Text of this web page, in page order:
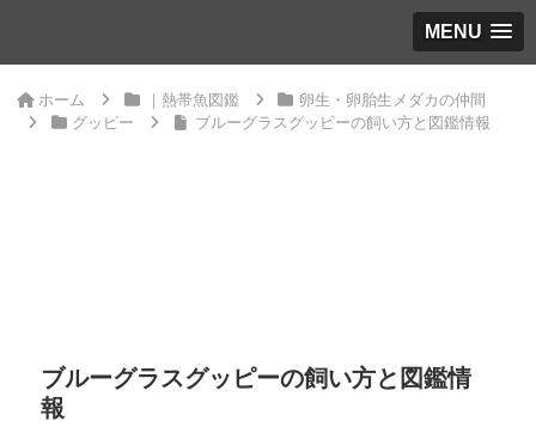
MENU
ホーム ｜熱帯魚図鑑
卵生・卵胎生メダカの仲間
グッピー
ブルーグラスグッピーの飼い方と図鑑情報
ブルーグラスグッピーの飼い方と図鑑情
報